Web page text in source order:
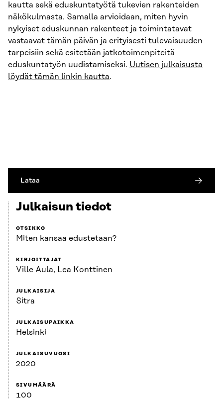
kautta sekä eduskuntatyötä tukevien rakenteiden
näkökulmasta. Samalla arvioidaan, miten hyvin
nykyiset eduskunnan rakenteet ja toimintatavat
vastaavat tämän päivän ja erityisesti tulevaisuuden
tarpeisiin sekä esitetään jatkotoimenpiteitä
eduskuntatyön uudistamiseksi. Uutisen julkaisusta
löydät tämän linkin kautta.
Lataa
Julkaisun tiedot
OTSIKKO
Miten kansaa edustetaan?
KIRJOITTAJAT
Ville Aula, Lea Konttinen
JULKAISIJA
Sitra
JULKAISUPAIKKA
Helsinki
JULKAISUVUOSI
2020
SIVUMÄÄRÄ
100